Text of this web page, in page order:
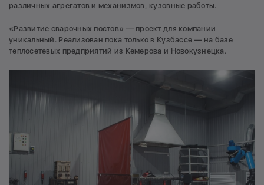
различных агрегатов и механизмов, кузовные работы.
«Развитие сварочных постов» — проект для компании
уникальный. Реализован пока только в Кузбассе — на базе
теплосетевых предприятий из Кемерова и Новокузнецка.